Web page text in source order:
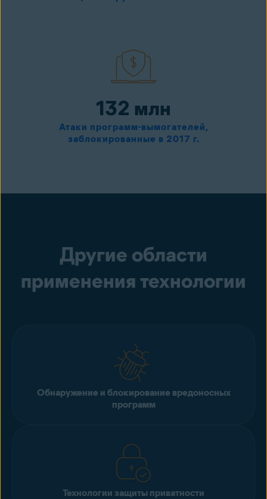
132 млн
Атаки программ-вымогателей,
заблокированные в 2017 г.
Другие области
применения технологии
Обнаружение и блокирование вредоносных
программ
Технологии защиты приватности